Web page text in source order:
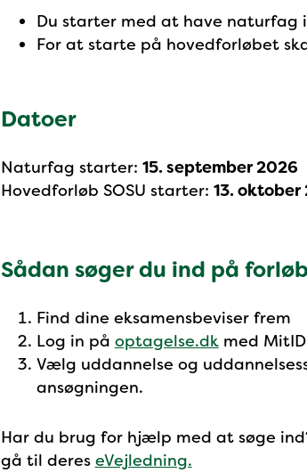
Du starter med at have
For at starte på hovedforløbet
Datoer
Naturfag starter: 15. september 2026
Hovedforløb SOSU starter: 13. oktober
Sådan søger du ind på
Find dine eksamensbeviser frem
Log in på optagelse.dkmed MitID
Vælg uddannelse og
ansøgningen.
Har du brug for hjælp med at søge
gå til deres eVejledning.